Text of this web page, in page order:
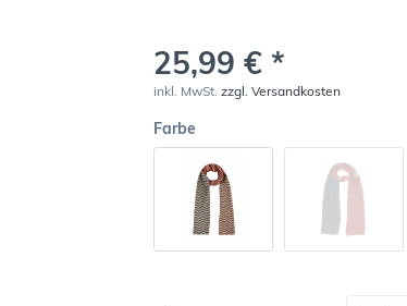
25,99 € *
inkl. MwSt.zzgl. Versandkosten
Farbe